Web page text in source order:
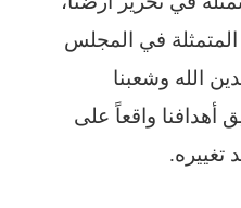
المتمثلة في المجلس
الله وشعبنا
أهدافنا واقعاً على
تغييره.